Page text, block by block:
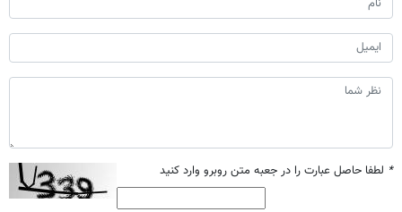
* لطفا حاصل عبارت را در جعبه متن روبرو وارد کنید